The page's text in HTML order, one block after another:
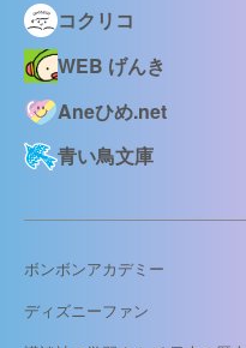
コクリコ
WEB げんき
Aneひめ.net
青い鳥文庫
ボンボンアカデミー
ディズニーファン